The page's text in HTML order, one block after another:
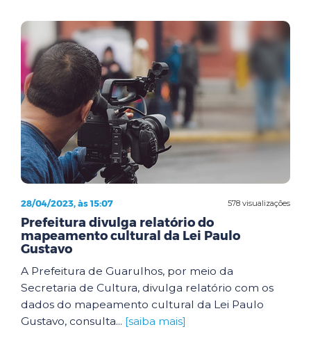
578 visualizações
28/04/2023, às 15:07
Prefeitura divulga relatório do
mapeamento cultural da Lei Paulo
Gustavo
A Prefeitura de Guarulhos, por meio da
Secretaria de Cultura, divulga relatório com os
dados do mapeamento cultural da Lei Paulo
Gustavo, consulta... [saiba mais]